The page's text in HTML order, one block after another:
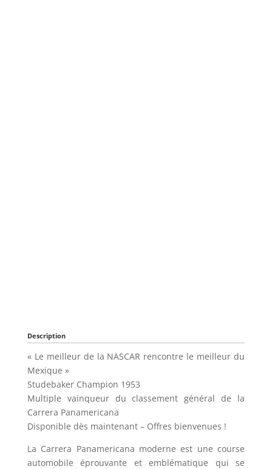
Description
« Le meilleur de la NASCAR rencontre le meilleur du
Mexique »
Studebaker Champion 1953
Multiple vainqueur du classement général de la
Carrera Panamericana
Disponible dès maintenant – Offres bienvenues !
La Carrera Panamericana moderne est une course
automobile éprouvante et emblématique qui se